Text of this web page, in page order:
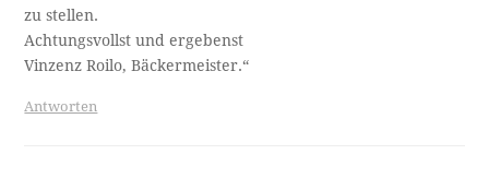
zu stellen.
Achtungsvollst und ergebenst
Vinzenz Roilo, Bäckermeister.“
Antworten